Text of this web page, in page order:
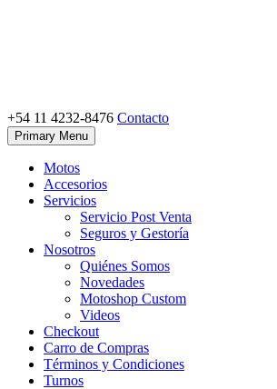
Motoshop Ezeiza
Motos y Accesorios
+54 11 4232-8476 Contacto
Primary Menu
Motos
Accesorios
Servicios
Servicio Post Venta
Seguros y Gestoría
Nosotros
Quiénes Somos
Novedades
Motoshop Custom
Videos
Checkout
Carro de Compras
Términos y Condiciones
Turnos